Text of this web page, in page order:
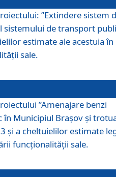
”Extindere sistem
de transport
estimate ale acestuia în
sale.
”Amenajare benzi
Municipiul Brașov şi
și a cheltuielilor estimate
funcționalității sale.